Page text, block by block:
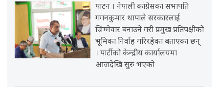
पाटन । नेपाली कांग्रेसका सभापति
गगनकुमार थापाले सरकारलाई
जिम्मेवार बनाउने गरी प्रमुख प्रतिपक्षीको
भूमिका निर्वाह गरिरहेका बताएका छन्
। पार्टीको केन्द्रीय कार्यालयमा
आजदेखि सुरु भएको